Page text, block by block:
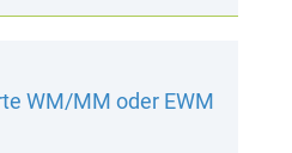
WM/MM oder EWM